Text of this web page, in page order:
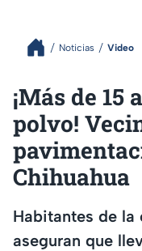
Noticias Video
¡Más de
polvo!
Chihuahua
Habitantes de la
aseguran que